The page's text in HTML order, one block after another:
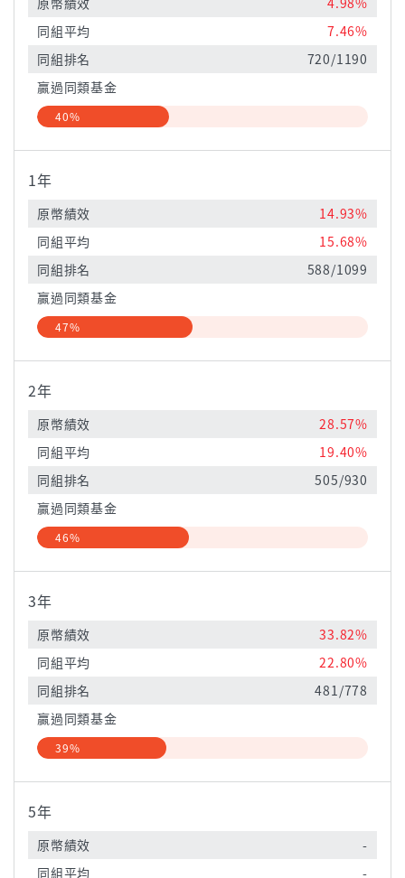
同組平均
7.46%
同組排名
720/1190
贏過同類基金
40%
1年
原幣績效
14.93%
同組平均
15.68%
同組排名
588/1099
贏過同類基金
47%
2年
原幣績效
28.57%
同組平均
19.40%
同組排名
505/930
贏過同類基金
46%
3年
原幣績效
33.82%
同組平均
22.80%
同組排名
481/778
贏過同類基金
39%
5年
原幣績效
-
同組平均
-